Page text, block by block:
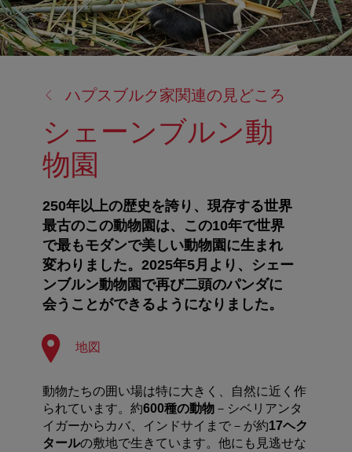
ハプスブルク家関連の見どころ
シェーンブルン動
物園
250年以上の歴史を誇り、現存する世界
最古のこの動物園は、この10年で世界
で最もモダンで美しい動物園に生まれ
変わりました。2025年5月より、シェー
ンブルン動物園で再び二頭のパンダに
会うことができるようになりました。
地図
動物たちの囲い場は特に大きく、自然に近く作
られています。約600種の動物 －シベリアンタ
イガーからカバ、インドサイまで－が約17ヘク
タールの敷地で生きています。他にも見逃せな